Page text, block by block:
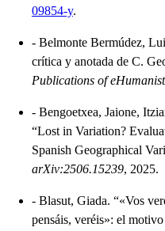
09854-y.
- Belmonte Bermúdez,
crítica y anotada de C.
Publications of
- Bengoetxea, Jaione,
“Lost in Variation?
Spanish Geographical
arXiv:2506.15239, 2025.
- Blasut, Giada. “«Vos
pensáis, veréis»: el